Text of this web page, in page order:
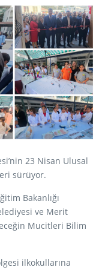
23 Nisan Ulusal
sürüyor.
Bakanlığı
ve Merit
Mucitleri Bilim
ilkokullarına